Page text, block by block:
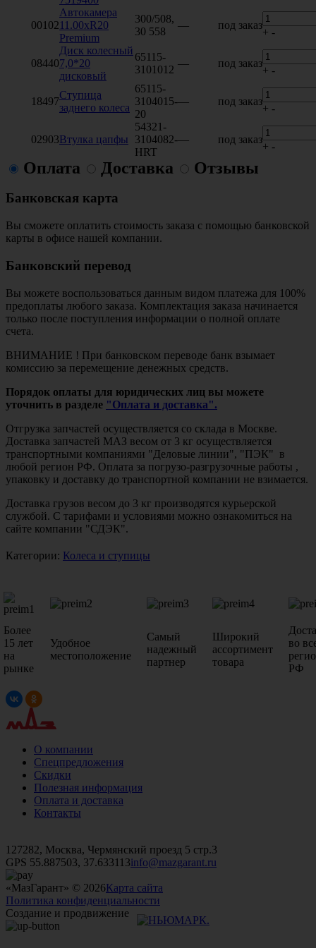
00102
Автокамера
11.00xR20
Premium
300/508,
30 558
— под заказ
+ -
08440
Диск колесный
7,0*20
дисковый
65115-
3101012
— под заказ
+ -
18497
Ступица
заднего колеса
65115-
3104015-
20
— под заказ
+ -
02903Втулка цапфы
54321-
3104082-
HRT
— под заказ
+ -
Оплата Доставка Отзывы
Банковская карта
Вы сможете оплатить стоимость заказа с помощью банковской
карты в офисе нашей компании.
Банковский перевод
Вы можете воспользоваться данным видом платежа для 100%
предоплаты любого заказа. Комплектация заказа начинается
только после поступления информации о полной оплате
счета.
ВНИМАНИЕ ! При банковском переводе банк взымает
комиссию за перемещение денежных средств.
Порядок оплаты для юридических лиц вы можете
уточнить в разделе "Оплата и доставка".
Отгрузка запчастей осуществляется со склада в Москве.
Доставка запчастей МАЗ весом от 3 кг осуществляется
транспортными компаниями "Деловые линии", "ПЭК" в
любой регион РФ. Оплата за погрузо-разгрузочные работы ,
упаковку и доставку до транспортной компании не взимается.
Доставка грузов весом до 3 кг производятся курьерской
службой. С тарифами и условиями можно ознакомиться на
сайте компании "СДЭК".
Категории: Колеса и ступицы
Более
15 лет
на
рынке
Удобное
местоположение
Самый
надежный
партнер
Широкий
ассортимент
товара
во
РФ
О компании
Спецпредложения
Скидки
Полезная информация
Оплата и доставка
Контакты
127282, Москва, Чермянский проезд 5 стр.3
GPS 55.887503, 37.633113info@mazgarant.ru
«МазГарант» © 2026Карта сайта
Политика конфиденциальности
Создание и продвижение